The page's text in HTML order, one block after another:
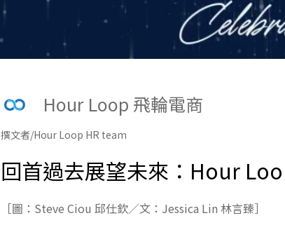
Hour Loop 飛輪電商
撰文者/Hour Loop HR team
回首過去展望未來：Hour
［圖：Steve Ciou 邱仕欽／文：Jessica Lin 林言臻］